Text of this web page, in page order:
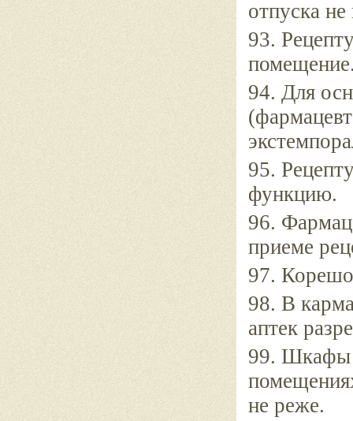
отпуска не
93.
94. Для
95.
функцию.
96.
приеме
97.
98. В
аптек
99. Шкафы
не реже.